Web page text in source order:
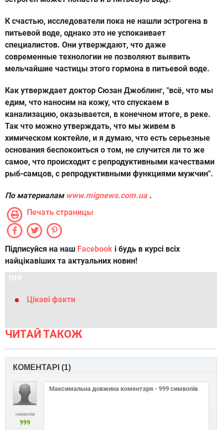
К счастью, исследователи пока не нашли эстрогена в
питьевой воде, однако это не успокаивает
специалистов. Они утверждают, что даже
современные технологии не позволяют выявить
мельчайшие частицы этого гормона в питьевой воде.
Как утверждает доктор Сюзан Джоблинг, "всё, что мы
едим, что наносим на кожу, что спускаем в
канализацию, оказывается, в конечном итоге, в реке.
Так что можно утверждать, что мы живем в
химическом коктейле, и я думаю, что есть серьезные
основания беспокоиться о том, не случится ли то же
самое, что происходит с репродуктивными качествами
рыб-самцов, с репродуктивными функциями мужчин".
По материалам www.mignews.com.ua.
Печать страницы
Підписуйся на наш Facebook і будь в курсі всіх
найцікавіших та актуальних новин!
ТЕГИ
Цікаві факти
ЧИТАЙ ТАКОЖ
КОМЕНТАРІ (1)
символів
999